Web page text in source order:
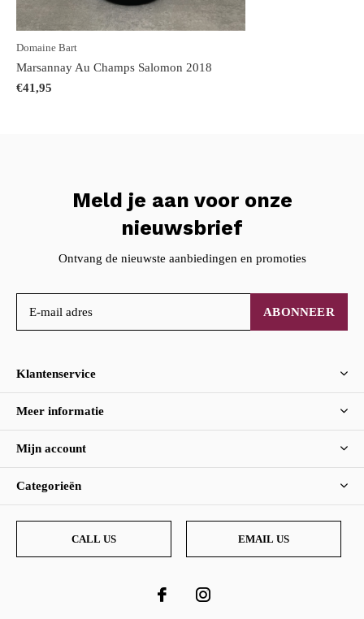
Domaine Bart
Marsannay Au Champs Salomon 2018
€41,95
Meld je aan voor onze
nieuwsbrief
Ontvang de nieuwste aanbiedingen en promoties
ABONNEER
Klantenservice
Meer informatie
Mijn account
Categorieën
CALL US EMAIL US